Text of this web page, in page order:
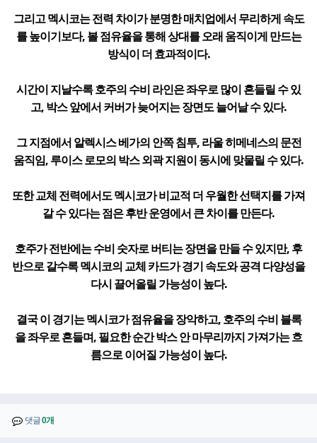
그리고 멕시코는 전력 차이가 분명한 매치업에서 무리하게 속도
를 높이기보다, 볼 점유율을 통해 상대를 오래 움직이게 만드는
방식이 더 효과적이다.
시간이 지날수록 호주의 수비 라인은 좌우로 많이 흔들릴 수 있
고, 박스 앞에서 커버가 늦어지는 장면도 늘어날 수 있다.
그 지점에서 알렉시스 베가의 안쪽 침투, 라울 히메네스의 문전
움직임, 루이스 로모의 박스 외곽 지원이 동시에 맞물릴 수 있다.
또한 교체 전력에서도 멕시코가 비교적 더 우월한 선택지를 가져
갈 수 있다는 점은 후반 운영에서 큰 차이를 만든다.
호주가 전반에는 수비 숫자로 버티는 장면을 만들 수 있지만, 후
반으로 갈수록 멕시코의 교체 카드가 경기 속도와 공격 다양성을
다시 끌어올릴 가능성이 높다.
결국 이 경기는 멕시코가 점유율을 장악하고, 호주의 수비 블록
을 좌우로 흔들며, 필요한 순간 박스 안 마무리까지 가져가는 흐
름으로 이어질 가능성이 높다.
댓글0개